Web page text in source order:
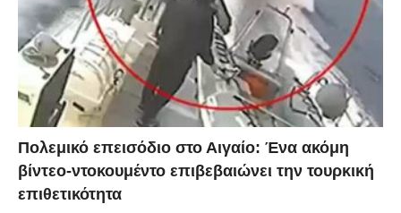
Πολεμικό επεισόδιο στο Αιγαίο: Ένα ακόμη
βίντεο-ντοκουμέντο επιβεβαιώνει την τουρκική
επιθετικότητα